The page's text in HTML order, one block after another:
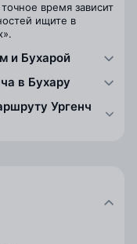
время зависит
ищите в
и Бухарой
в Бухару
Ургенч